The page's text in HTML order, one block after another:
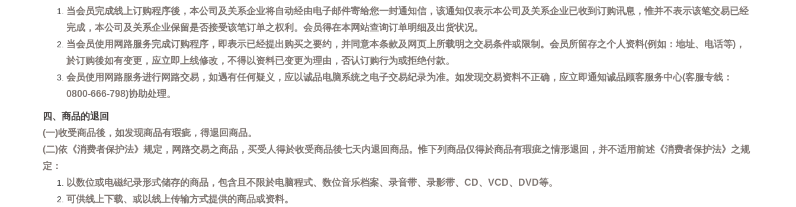
当会员完成线上订购程序後，本公司及关系企业将自动经由电子邮件寄给您一封通知信，该通知仅表示本公司及关系企业已收到订购讯息，惟并不表示该笔交易已经
完成，本公司及关系企业保留是否接受该笔订单之权利。会员得在本网站查询订单明细及出货状况。
当会员使用网路服务完成订购程序，即表示已经提出购买之要约，并同意本条款及网页上所载明之交易条件或限制。会员所留存之个人资料(例如：地址、电话等)，
於订购後如有变更，应立即上线修改，不得以资料已变更为理由，否认订购行为或拒绝付款。
会员使用网路服务进行网路交易，如遇有任何疑义，应以诚品电脑系统之电子交易纪录为准。如发现交易资料不正确，应立即通知诚品顾客服务中心(客服专线：
0800-666-798)协助处理。
四、商品的退回
(一)收受商品後，如发现商品有瑕疵，得退回商品。
(二)依《消费者保护法》规定，网路交易之商品，买受人得於收受商品後七天内退回商品。惟下列商品仅得於商品有瑕疵之情形退回，并不适用前述《消费者保护法》之规
定：
以数位或电磁纪录形式储存的商品，包含且不限於电脑程式、数位音乐档案、录音带、录影带、CD、VCD、DVD等。
可供线上下载、或以线上传输方式提供的商品或资料。